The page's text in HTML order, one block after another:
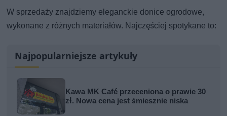
W sprzedaży znajdziemy eleganckie donice ogrodowe,
wykonane z różnych materiałów. Najczęściej spotykane to:
Najpopularniejsze artykuły
Kawa MK Café przeceniona o prawie 30
zł. Nowa cena jest śmiesznie niska